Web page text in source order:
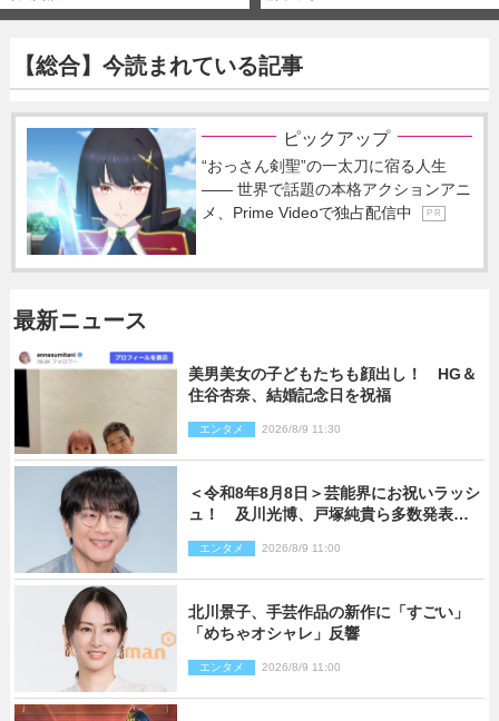
【総合】今読まれている記事
ピックアップ
“おっさん剣聖”の一太刀に宿る人生
―― 世界で話題の本格アクションアニ
メ、Prime Videoで独占配信中
P R
最新ニュース
美男美女の子どもたちも顔出し！ HG＆
住谷杏奈、結婚記念日を祝福
エンタメ 2026/8/9 11:30
＜令和8年8月8日＞芸能界にお祝いラッシ
ュ！ 及川光博、戸塚純貴ら多数発表結
エンタメ 2026/8/9 11:00
北川景子、手芸作品の新作に「すごい」
「めちゃオシャレ」反響
エンタメ 2026/8/9 11:00